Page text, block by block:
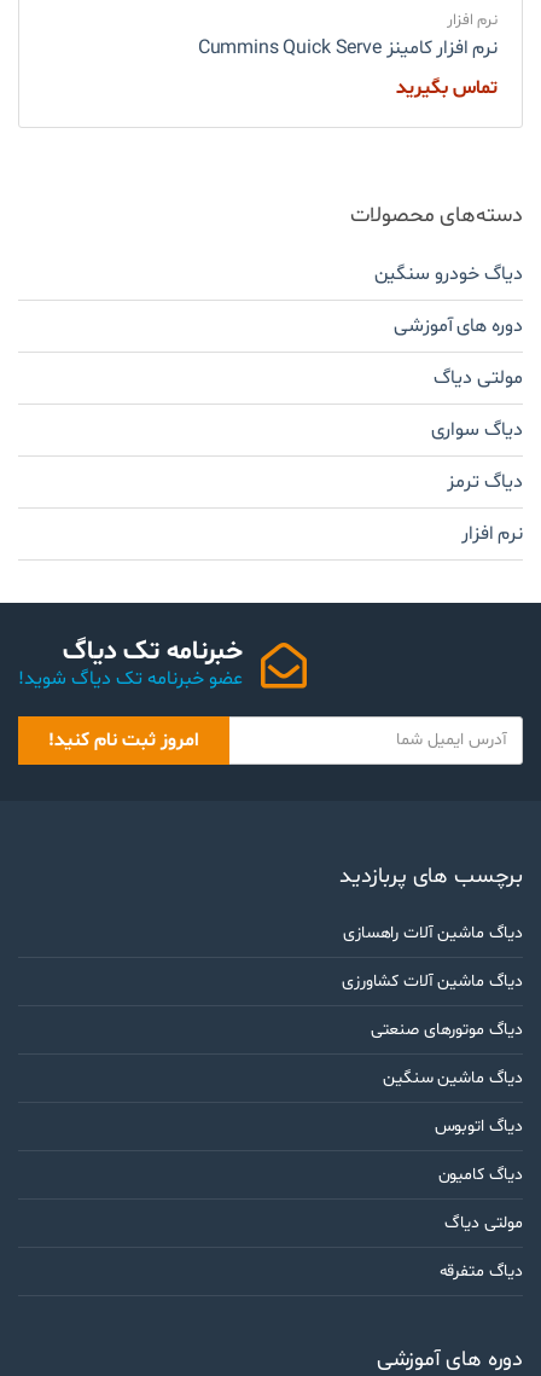
نرم افزار
نرم افزار کامینز Cummins Quick Serve
تماس بگیرید
دسته‌های محصولات
دیاگ خودرو سنگین
دوره های آموزشی
مولتی دیاگ
دیاگ سواری
دیاگ ترمز
نرم افزار
خبرنامه تک دیاگ
عضو خبرنامه تک دیاگ شوید!
o
m
i
امروز ثبت نام کنید!
برچسب های پربازدید
دیاگ ماشین آلات راهسازی
دیاگ ماشین آلات کشاورزی
دیاگ موتورهای صنعتی
دیاگ ماشین سنگین
دیاگ اتوبوس
دیاگ کامیون
مولتی دیاگ
دیاگ متفرقه
دوره های آموزشی